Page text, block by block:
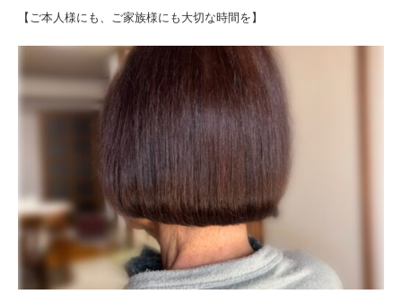
【ご本人様にも、ご家族様にも大切な時間を】